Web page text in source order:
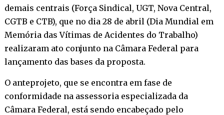
demais centrais (Força Sindical, UGT, Nova Central,
CGTB e CTB), que no dia 28 de abril (Dia Mundial em
Memória das Vítimas de Acidentes do Trabalho)
realizaram ato conjunto na Câmara Federal para
lançamento das bases da proposta.
O anteprojeto, que se encontra em fase de
conformidade na assessoria especializada da
Câmara Federal, está sendo encabeçado pelo